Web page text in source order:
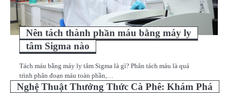
Nên tách thành phần máu bằng máy ly
tâm Sigma nào
Tách máu bằng máy ly tâm Sigma là gì? Phân tách máu là quá
trình phân đoạn máu toàn phần,…
Nghệ Thuật Thưởng Thức Cà Phê: Khám Phá